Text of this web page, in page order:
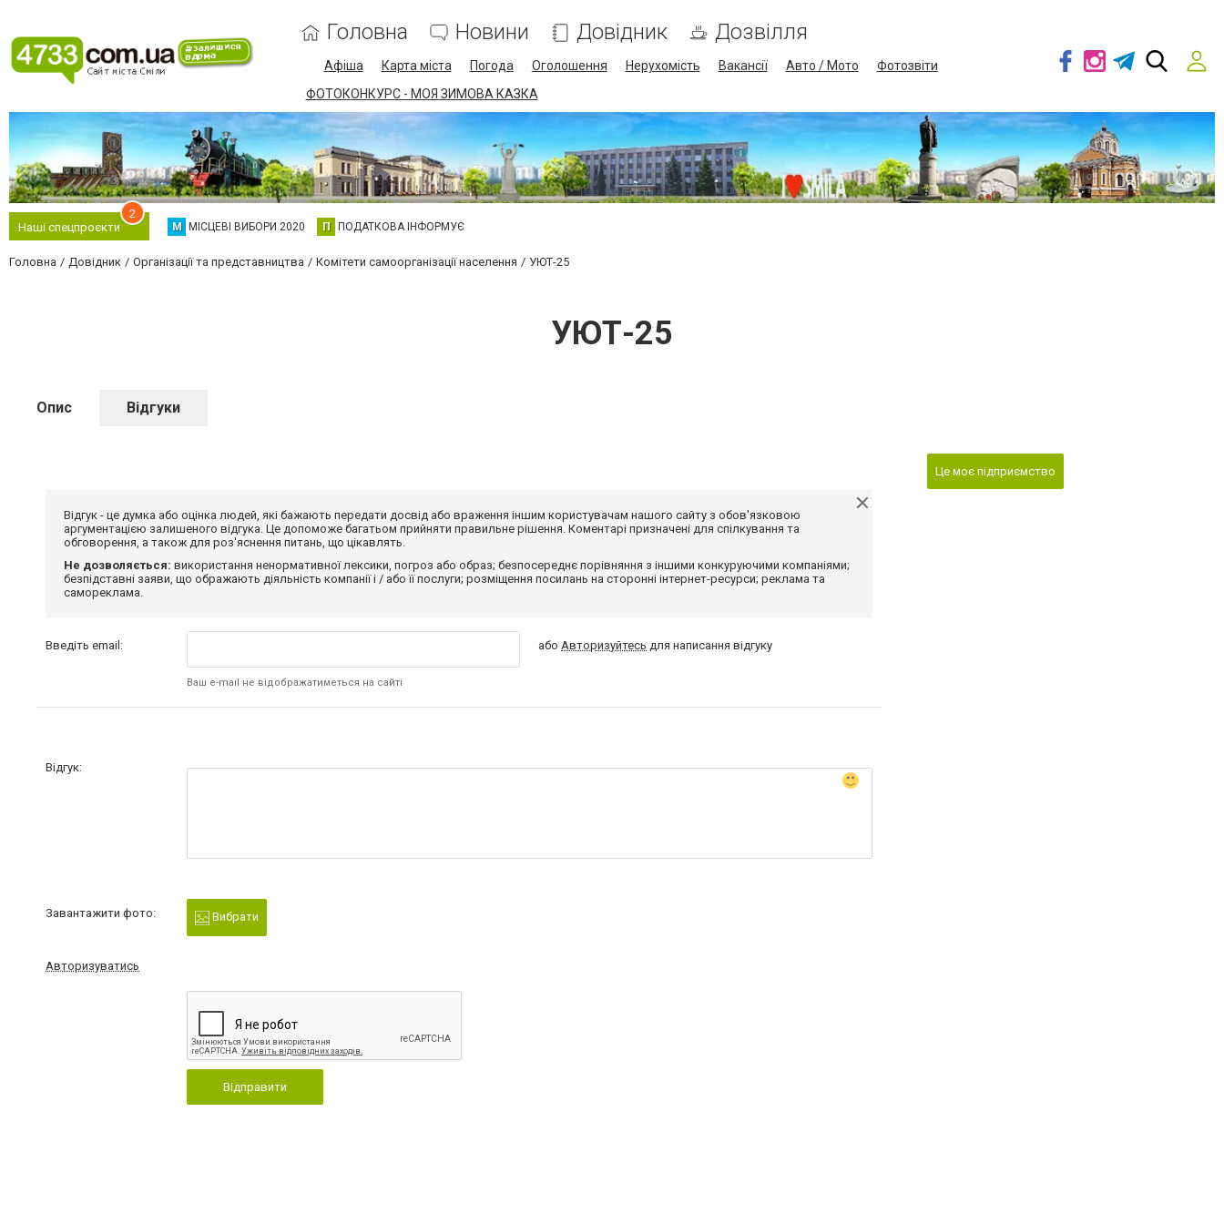
Головна Новини Довідник Дозвілля
Афіша Карта міста Погода Оголошення Нерухомість Вакансії Авто / Мото
Фотозвіти
ФОТОКОНКУРС - МОЯ ЗИМОВА КАЗКА
Наші спецпроєкти
2
М МІСЦЕВІ ВИБОРИ 2020 П ПОДАТКОВА ІНФОРМУЄ
Головна Довідник Організації та представництва Комітети самоорганізації населення УЮТ-25
УЮТ-25
Опис Відгуки
Відгук - це думка або оцінка людей, які бажають передати досвід або враження іншим користувачам нашого сайту з обов'язковою
аргументацією залишеного відгука. Це допоможе багатьом прийняти правильне рішення. Коментарі призначені для спілкування та
обговорення, а також для роз'яснення питань, що цікавлять.
Не дозволяється: використання ненормативної лексики, погроз або образ; безпосереднє порівняння з іншими конкуруючими компаніями;
безпідставні заяви, що ображають діяльність компанії і / або її послуги; розміщення посилань на сторонні інтернет-ресурси; реклама та
самореклама.
Введіть email:
Ваш e-mail не відображатиметься на сайті
абоАвторизуйтесь для написання відгуку
Відгук:
Завантажити фото: Вибрати
Авторизуватись
Відправити
Це моє підприємство